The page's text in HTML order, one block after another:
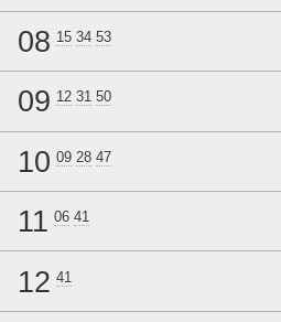
08 15 34 53
09 12 31 50
10 09 28 47
11 06 41
12 41